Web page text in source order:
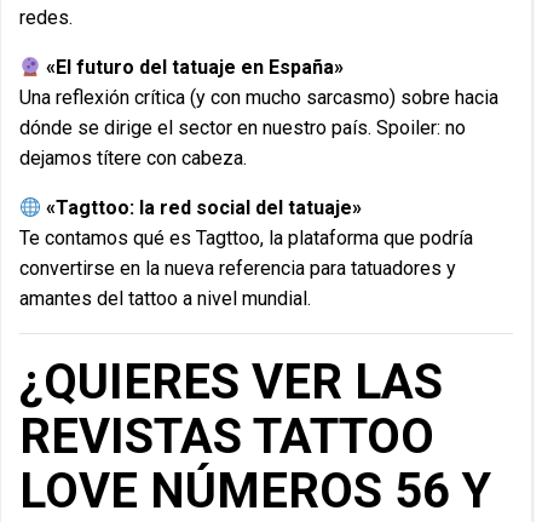
redes.
«El futuro del tatuaje en España»
Una reflexión crítica (y con mucho sarcasmo) sobre hacia
dónde se dirige el sector en nuestro país. Spoiler: no
dejamos títere con cabeza.
«Tagttoo: la red social del tatuaje»
Te contamos qué es Tagttoo, la plataforma que podría
convertirse en la nueva referencia para tatuadores y
amantes del tattoo a nivel mundial.
¿QUIERES VER LAS
REVISTAS TATTOO
LOVE NÚMEROS 56 Y